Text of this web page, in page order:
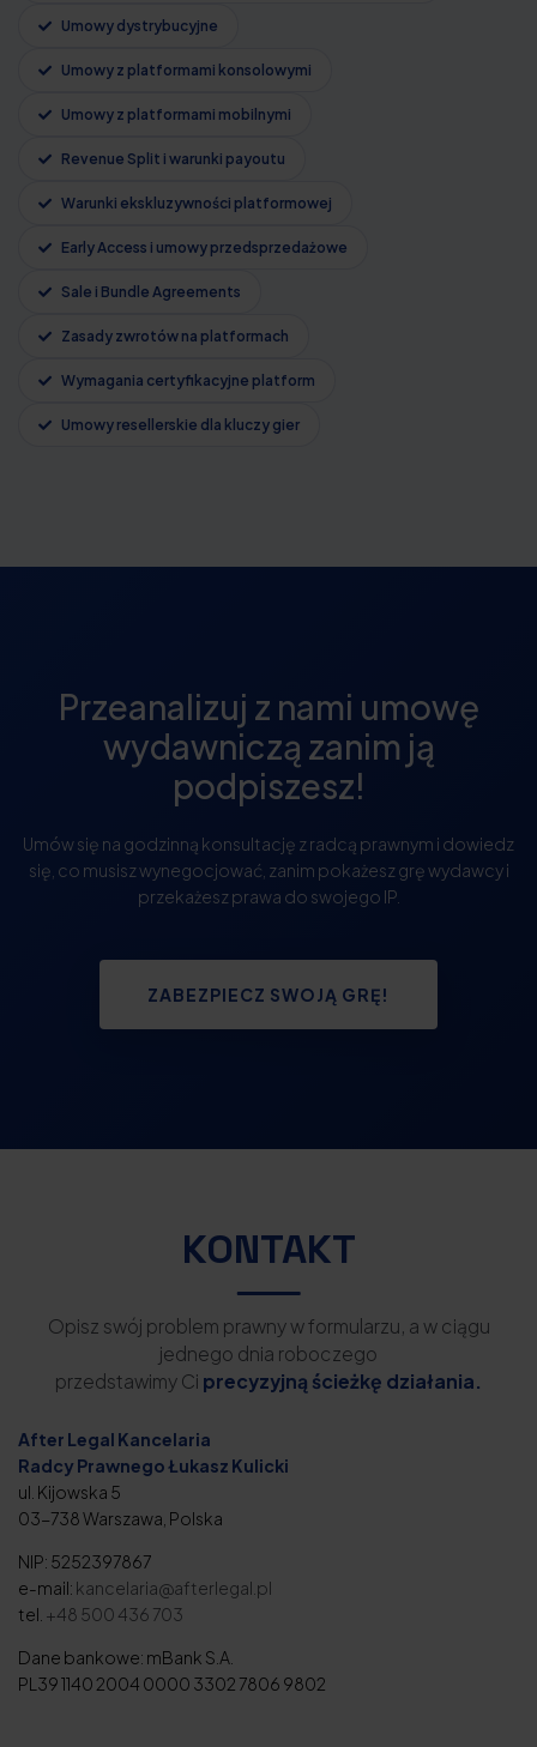
Umowy dystrybucyjne
Umowy z platformami konsolowymi
Umowy z platformami mobilnymi
Revenue Split i warunki payoutu
Warunki ekskluzywności platformowej
Early Access i umowy przedsprzedażowe
Sale i Bundle Agreements
Zasady zwrotów na platformach
Wymagania certyfikacyjne platform
Umowy resellerskie dla kluczy gier
Przeanalizuj z nami umowę
wydawniczą zanim ją
podpiszesz!
Umów się na godzinną konsultację z radcą prawnym i dowiedz
się, co musisz wynegocjować, zanim pokażesz grę wydawcy i
przekażesz prawa do swojego IP.
ZABEZPIECZ SWOJĄ GRĘ!
KONTAKT
Opisz swój problem prawny w formularzu, a w ciągu
jednego dnia roboczego
przedstawimy Ci precyzyjną ścieżkę działania.
After Legal Kancelaria
Radcy Prawnego Łukasz Kulicki
ul. Kijowska 5
03-738 Warszawa, Polska
NIP: 5252397867
e-mail: kancelaria@afterlegal.pl
tel. +48 500 436 703
Dane bankowe: mBank S.A.
PL39 1140 2004 0000 3302 7806 9802